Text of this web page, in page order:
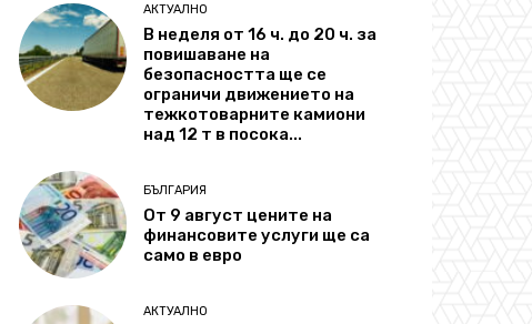
АКТУАЛНО
В неделя от 16 ч. до 20 ч. за
повишаване на
безопасността ще се
ограничи движението на
тежкотоварните камиони
над 12 т в посока...
БЪЛГАРИЯ
От 9 август цените на
финансовите услуги ще са
само в евро
АКТУАЛНО